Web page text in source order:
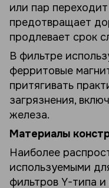
или пар
предотвращает
продлевает срок
В фильтре
ферритовые
притягивать
загрязнения,
железа.
Материалы
Наиболее
используемыми
фильтров Y-типа